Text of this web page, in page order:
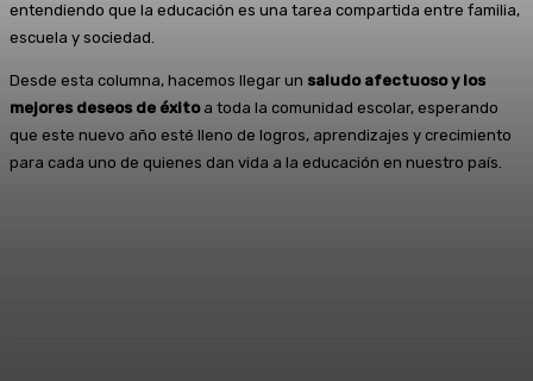
entendiendo que la educación es una tarea compartida entre familia,
escuela y sociedad.
Desde esta columna, hacemos llegar un saludo afectuoso y los
mejores deseos de éxitoa toda la comunidad escolar, esperando
que este nuevo año esté lleno de logros, aprendizajes y crecimiento
para cada uno de quienes dan vida a la educación en nuestro país.